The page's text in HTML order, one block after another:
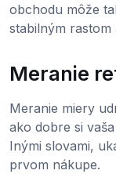
obchodu môže
stabilným rastom
Meranie
Meranie miery
ako dobre si
Inými slovami,
prvom nákupe.